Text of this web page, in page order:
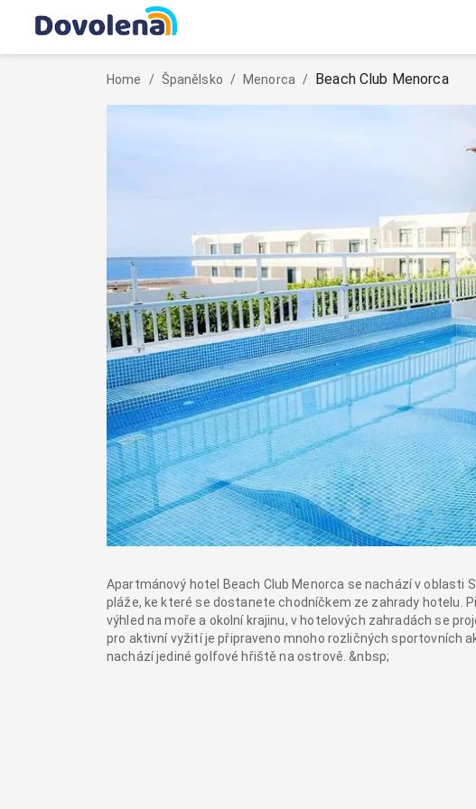
Home / Španělsko / Menorca / Beach Club Menorca
Apartmánový hotel Beach Club Menorca se nachází v oblasti
pláže, ke které se dostanete chodníčkem ze zahrady hotelu.
výhled na moře a okolní krajinu, v hotelových zahradách se
pro aktivní vyžití je připraveno mnoho rozličných sportovních
nachází jediné golfové hřiště na ostrově. &nbsp;